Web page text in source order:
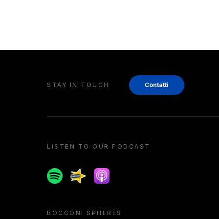
STAY IN TOUCH Contatti
LISTEN TO OUR PODCAST
SpotifySpreakerApple podcast
BOCCONI SPHERES